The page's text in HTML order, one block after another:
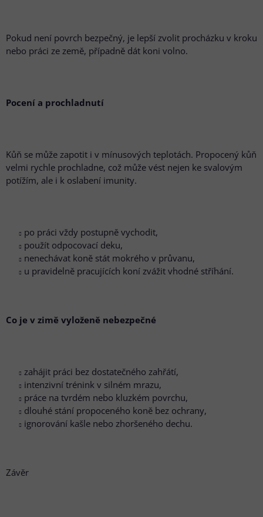
Pokud není povrch bezpečný, je lepší zvolit procházku v kroku
nebo práci ze země, případně dát koni volno.
Pocení a prochladnutí
Kůň se může zapotit i v mínusových teplotách. Propocený kůň
velmi rychle prochladne, což může vést nejen ke svalovým
potížím, ale i k oslabení imunity.
po práci vždy postupně vychodit,
použít odpocovací deku,
nenechávat koně stát mokrého v průvanu,
u pravidelně pracujících koní zvážit vhodné stříhání.
Co je v zimě vyloženě nebezpečné
zahájit práci bez dostatečného zahřátí,
intenzivní trénink v silném mrazu,
práce na tvrdém nebo kluzkém povrchu,
dlouhé stání propoceného koně bez ochrany,
ignorování kašle nebo zhoršeného dechu.
Závěr